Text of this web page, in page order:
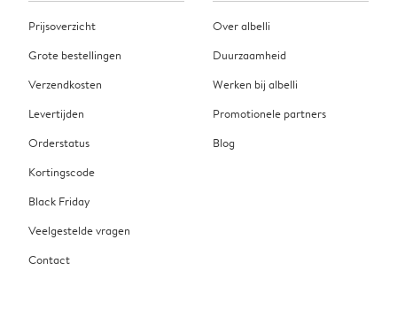
Prijsoverzicht
Grote bestellingen
Verzendkosten
Levertijden
Orderstatus
Kortingscode
Black Friday
Veelgestelde vragen
Contact
Over albelli
Duurzaamheid
Werken bij albelli
Promotionele partners
Blog